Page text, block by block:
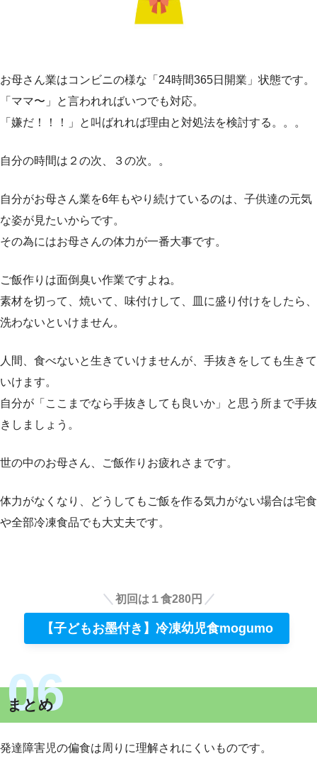
お母さん業はコンビニの様な「24時間365日開業」状態です。
「ママ〜」と言われればいつでも対応。
「嫌だ！！！」と叫ばれれば理由と対処法を検討する。。。
自分の時間は２の次、３の次。。
自分がお母さん業を6年もやり続けているのは、子供達の元気
な姿が見たいからです。
その為にはお母さんの体力が一番大事です。
ご飯作りは面倒臭い作業ですよね。
素材を切って、焼いて、味付けして、皿に盛り付けをしたら、
洗わないといけません。
人間、食べないと生きていけませんが、手抜きをしても生きて
いけます。
自分が「ここまでなら手抜きしても良いか」と思う所まで手抜
きしましょう。
世の中のお母さん、ご飯作りお疲れさまです。
体力がなくなり、どうしてもご飯を作る気力がない場合は宅食
や全部冷凍食品でも大丈夫です。
初回は１食280円
【子どもお墨付き】冷凍幼児食mogumo
まとめ
発達障害児の偏食は周りに理解されにくいものです。